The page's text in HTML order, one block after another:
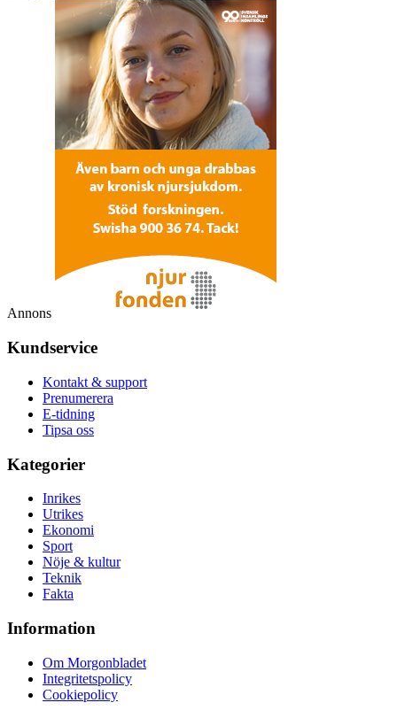
Annons
Kundservice
Kontakt & support
Prenumerera
E-tidning
Tipsa oss
Kategorier
Inrikes
Utrikes
Ekonomi
Sport
Nöje & kultur
Teknik
Fakta
Information
Om Morgonbladet
Integritetspolicy
Cookiepolicy